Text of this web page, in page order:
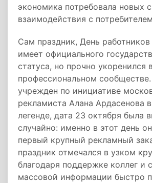
экономика потребовала новых
взаимодействия с
Сам праздник, День
имеет официального
статуса, но прочно укоренился в
профессиональном
учрежден по инициативе
рекламиста Алана Ардасенова
легенде, дата 23 октября была
случайно: именно в этот день
первый крупный рекламный
праздник отмечался в узком
благодаря поддержке коллег и
массовой информации быстро